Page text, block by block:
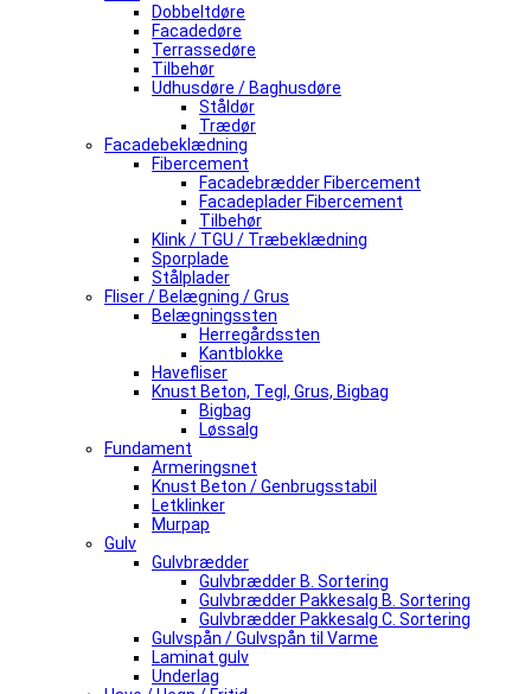
Dobbeltdøre
Facadedøre
Terrassedøre
Tilbehør
Udhusdøre / Baghusdøre
Ståldør
Trædør
Facadebeklædning
Fibercement
Facadebrædder Fibercement
Facadeplader Fibercement
Tilbehør
Klink / TGU / Træbeklædning
Sporplade
Stålplader
Fliser / Belægning / Grus
Belægningssten
Herregårdssten
Kantblokke
Havefliser
Knust Beton, Tegl, Grus, Bigbag
Bigbag
Løssalg
Fundament
Armeringsnet
Knust Beton / Genbrugsstabil
Letklinker
Murpap
Gulv
Gulvbrædder
Gulvbrædder B. Sortering
Gulvbrædder Pakkesalg B. Sortering
Gulvbrædder Pakkesalg C. Sortering
Gulvspån / Gulvspån til Varme
Laminat gulv
Underlag